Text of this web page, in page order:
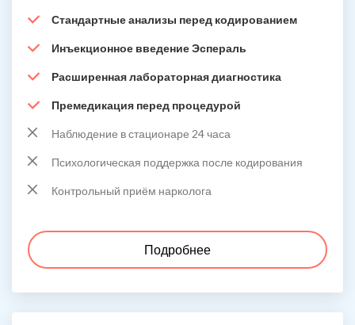
Стандартные анализы перед кодированием
Инъекционное введение Эспераль
Расширенная лабораторная диагностика
Премедикация перед процедурой
Наблюдение в стационаре 24 часа
Психологическая поддержка после кодирования
Контрольный приём нарколога
Подробнее